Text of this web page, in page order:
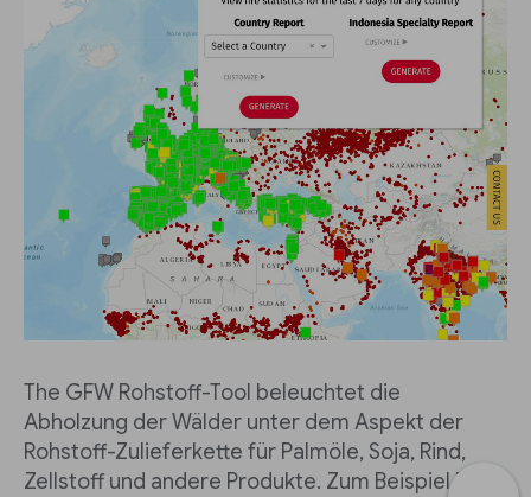
The GFW Rohstoff-Tool beleuchtet die
Abholzung der Wälder unter dem Aspekt der
Rohstoff-Zulieferkette für Palmöle, Soja, Rind,
Zellstoff und andere Produkte. Zum Beispiel ist es